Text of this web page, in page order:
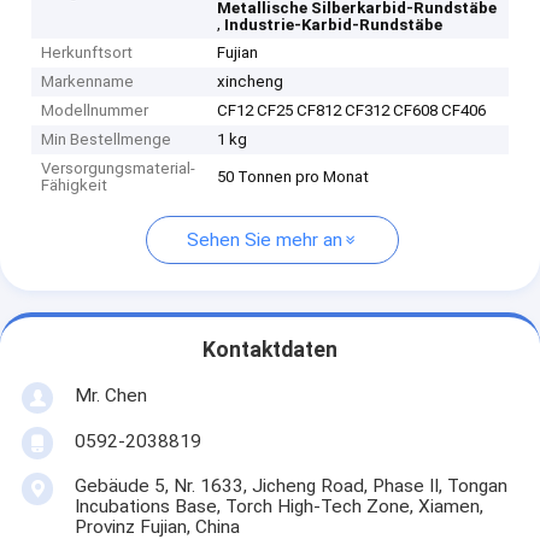
Metallische Silberkarbid-Rundstäbe
, Industrie-Karbid-Rundstäbe
Herkunftsort
Fujian
Markenname
xincheng
Modellnummer
CF12 CF25 CF812 CF312 CF608 CF406
Min Bestellmenge
1 kg
Versorgungsmaterial-
Fähigkeit
50 Tonnen pro Monat
Sehen Sie mehr an
Kontaktdaten
Mr. Chen
0592-2038819
Gebäude 5, Nr. 1633, Jicheng Road, Phase II, Tongan
Incubations Base, Torch High-Tech Zone, Xiamen,
Provinz Fujian, China